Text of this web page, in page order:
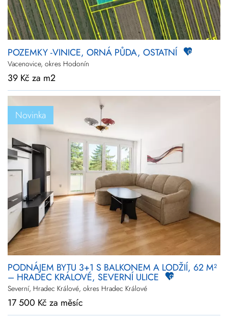
POZEMKY -VINICE, ORNÁ PŮDA, OSTATNÍ
Vacenovice, okres Hodonín
39 Kč za m2
Novinka
PODNÁJEM BYTU 3+1 S BALKONEM A LODŽIÍ, 62 M²
– HRADEC KRÁLOVÉ, SEVERNÍ ULICE
Severní, Hradec Králové, okres Hradec Králové
17 500 Kč za měsíc